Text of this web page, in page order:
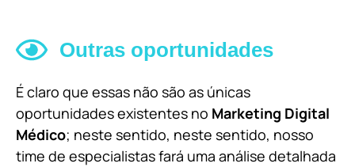
Outras oportunidades
É claro que essas não são as únicas
oportunidades existentes no Marketing Digital
Médico; neste sentido, neste sentido, nosso
time de especialistas fará uma análise detalhada